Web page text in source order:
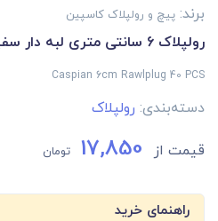
برند: پیچ و رولپلاک کاسپین
رولپلاک 6 سانتی متری لبه دار سفید کاسپین 40 عددی
Caspian 6cm Rawlplug 40 PCS
دسته‌بندی: رولپلاک
قیمت از 17,850 تومان
راهنمای خرید